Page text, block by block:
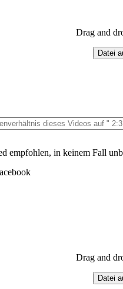
Drag and
Datei
empfohlen, in keinem Fall
Drag and
Datei